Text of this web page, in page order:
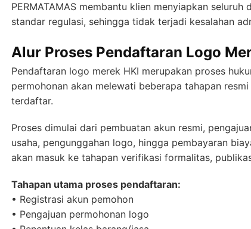
PERMATAMAS membantu klien menyiapkan
standar regulasi, sehingga tidak terjadi kesalahan
Alur Proses Pendaftaran Logo
Pendaftaran logo merek HKI merupakan proses
permohonan akan melewati beberapa tahapan
terdaftar.
Proses dimulai dari pembuatan akun resmi,
usaha, pengunggahan logo, hingga pembayaran
akan masuk ke tahapan verifikasi formalitas,
Tahapan utama proses pendaftaran:
• Registrasi akun pemohon
• Pengajuan permohonan logo